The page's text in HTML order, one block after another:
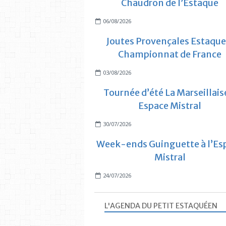
Chaudron de l’Estaque
06/08/2026
Joutes Provençales
Championnat de France
03/08/2026
Tournée d’été La
Espace Mistral
30/07/2026
Week-ends Guinguette à
Mistral
24/07/2026
L'AGENDA DU PETIT ESTAQUÉEN